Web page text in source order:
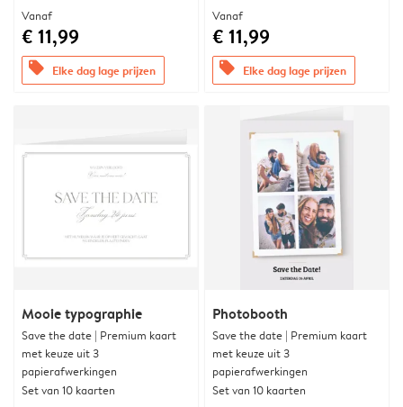
Vanaf
€ 11,99
offers Elke dag lage prijzen
Vanaf
€ 11,99
offers Elke dag lage prijzen
Mooie typographie
Save the date | Premium kaart
met keuze uit 3
papierafwerkingen
Set van 10 kaarten
Photobooth
Save the date | Premium kaart
met keuze uit 3
papierafwerkingen
Set van 10 kaarten